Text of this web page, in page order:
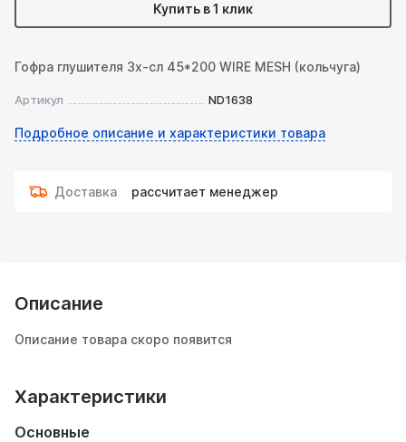
Купить в 1 клик
Гофра глушителя 3х-сл 45*200 WIRE MESH (кольчуга)
Артикул ND1638
Подробное описание и характеристики товара
Доставка рассчитает менеджер
Описание
Описание товара скоро появится
Характеристики
Основные